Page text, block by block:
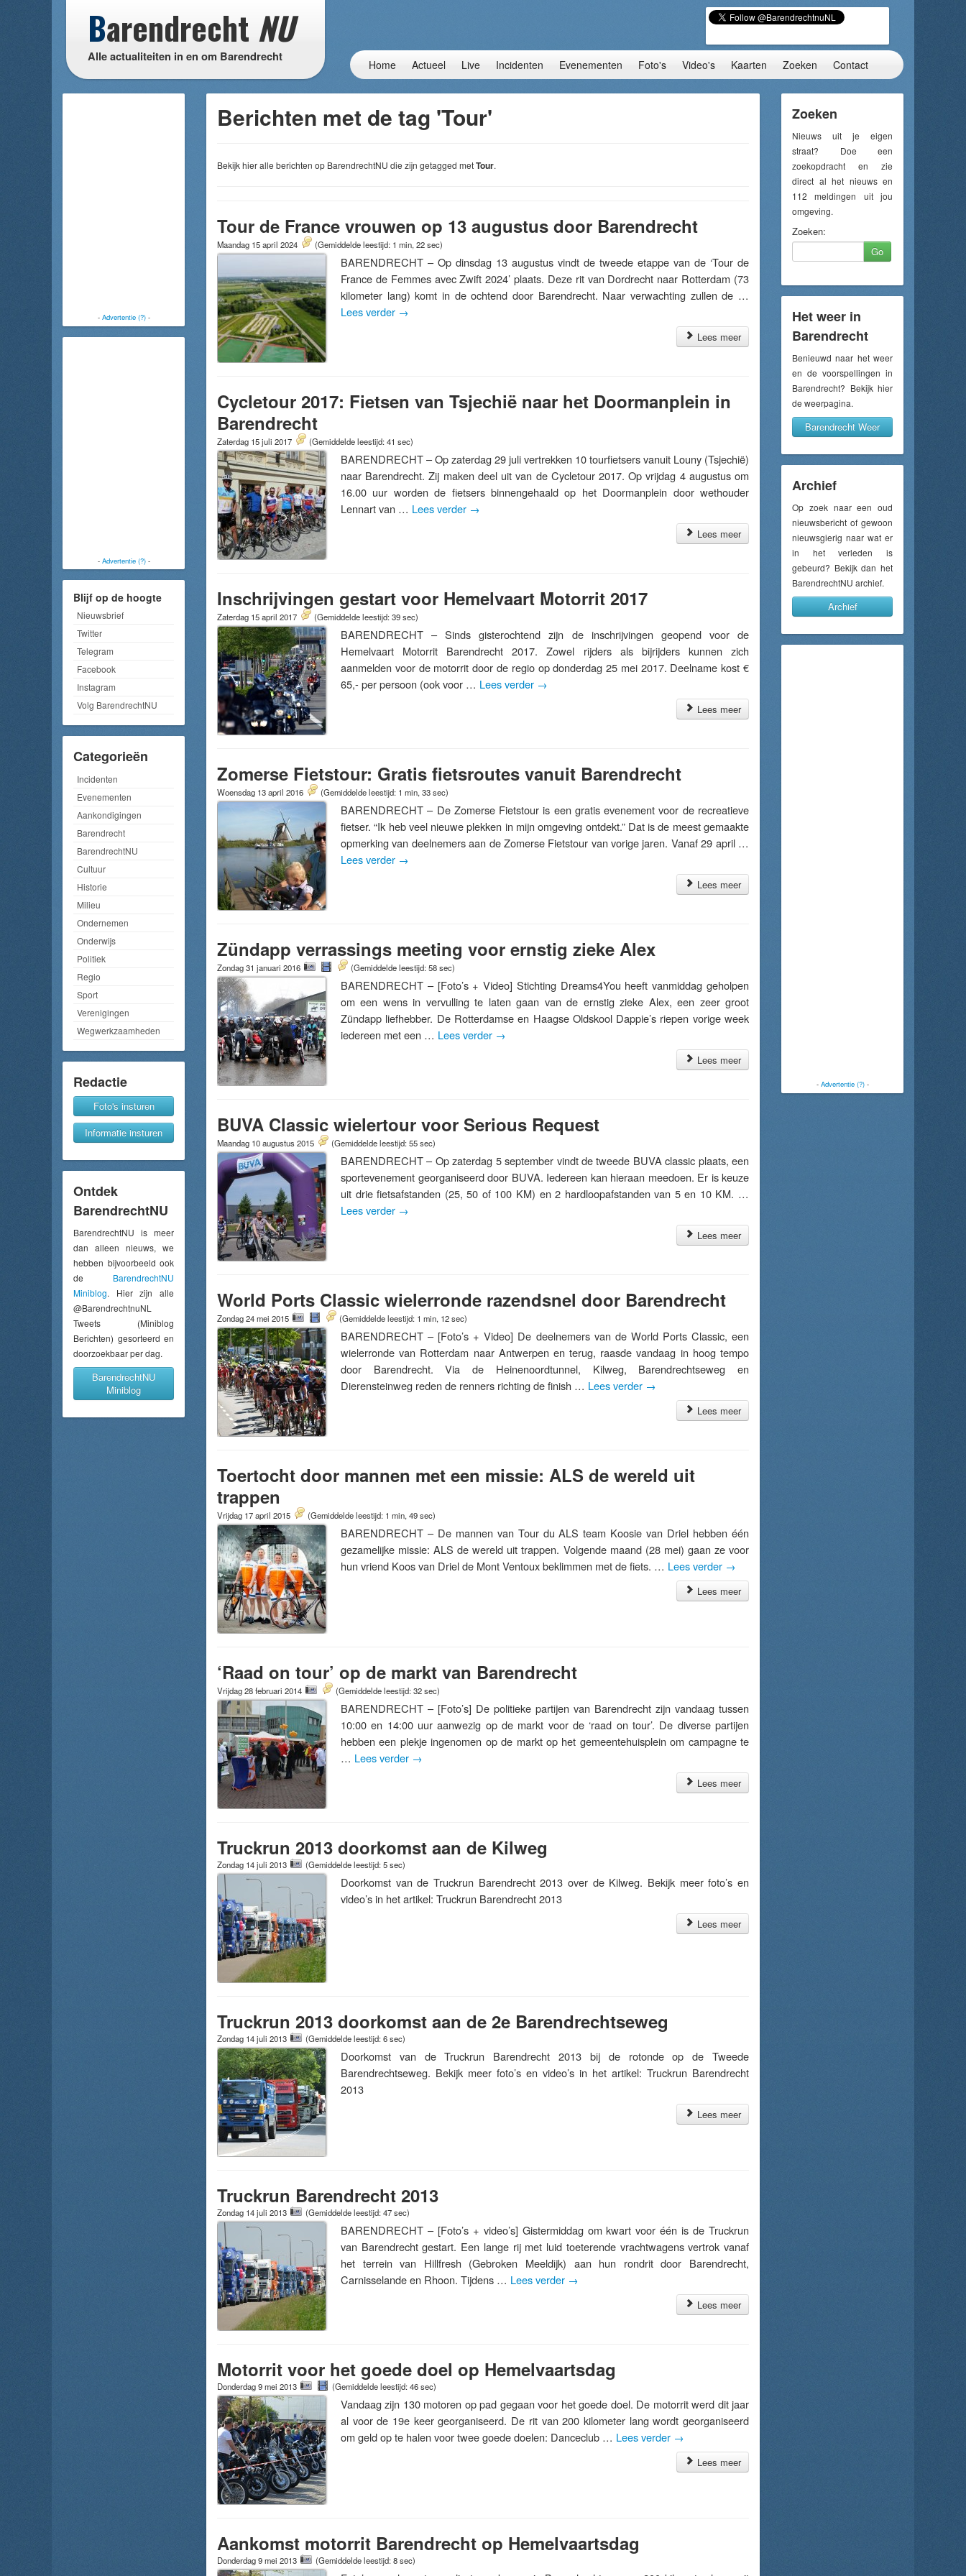
Barendrecht NU
Alle actualiteiten in en om Barendrecht
Home Actueel Live Incidenten Evenementen Foto's Video's Kaarten Zoeken Contact
- Advertentie (?)-
- Advertentie (?)-
Blijf op de hoogte
Nieuwsbrief
Twitter
Telegram
Facebook
Instagram
Volg BarendrechtNU
Categorieën
Incidenten
Evenementen
Aankondigingen
Barendrecht
BarendrechtNU
Cultuur
Historie
Milieu
Ondernemen
Onderwijs
Politiek
Regio
Sport
Verenigingen
Wegwerkzaamheden
Redactie
Foto's insturen
Informatie insturen
Ontdek
BarendrechtNU
BarendrechtNU is meer
dan alleen nieuws, we
hebben bijvoorbeeld ook
de BarendrechtNU
Miniblog. Hier zijn alle
@BarendrechtnuNL
Tweets (Miniblog
Berichten) gesorteerd en
doorzoekbaar per dag.
BarendrechtNU
Miniblog
Berichten met de tag 'Tour'
Bekijk hier alle berichten op BarendrechtNU die zijn getagged metTour.
Tour de France vrouwen op 13 augustus door Barendrecht
Maandag 15 april 2024 (Gemiddelde leestijd: 1 min, 22 sec)
BARENDRECHT – Op dinsdag 13 augustus vindt de tweede etappe van de ‘Tour de
France de Femmes avec Zwift 2024’ plaats. Deze rit van Dordrecht naar Rotterdam (73
kilometer lang) komt in de ochtend door Barendrecht. Naar verwachting zullen de …
Lees verder →
Lees meer
Cycletour 2017: Fietsen van Tsjechië naar het Doormanplein in
Barendrecht
Zaterdag 15 juli 2017 (Gemiddelde leestijd: 41 sec)
BARENDRECHT – Op zaterdag 29 juli vertrekken 10 tourfietsers vanuit Louny (Tsjechië)
naar Barendrecht. Zij maken deel uit van de Cycletour 2017. Op vrijdag 4 augustus om
16.00 uur worden de fietsers binnengehaald op het Doormanplein door wethouder
Lennart van … Lees verder →
Lees meer
Inschrijvingen gestart voor Hemelvaart Motorrit 2017
Zaterdag 15 april 2017 (Gemiddelde leestijd: 39 sec)
BARENDRECHT – Sinds gisterochtend zijn de inschrijvingen geopend voor de
Hemelvaart Motorrit Barendrecht 2017. Zowel rijders als bijrijders kunnen zich
aanmelden voor de motorrit door de regio op donderdag 25 mei 2017. Deelname kost €
65,- per persoon (ook voor … Lees verder →
Lees meer
Zomerse Fietstour: Gratis fietsroutes vanuit Barendrecht
Woensdag 13 april 2016 (Gemiddelde leestijd: 1 min, 33 sec)
BARENDRECHT – De Zomerse Fietstour is een gratis evenement voor de recreatieve
fietser. “Ik heb veel nieuwe plekken in mijn omgeving ontdekt.” Dat is de meest gemaakte
opmerking van deelnemers aan de Zomerse Fietstour van vorige jaren. Vanaf 29 april …
Lees verder →
Lees meer
Zündapp verrassings meeting voor ernstig zieke Alex
Zondag 31 januari 2016 (Gemiddelde leestijd: 58 sec)
BARENDRECHT – [Foto’s + Video] Stichting Dreams4You heeft vanmiddag geholpen
om een wens in vervulling te laten gaan van de ernstig zieke Alex, een zeer groot
Zündapp liefhebber. De Rotterdamse en Haagse Oldskool Dappie’s riepen vorige week
iedereen met een … Lees verder →
Lees meer
BUVA Classic wielertour voor Serious Request
Maandag 10 augustus 2015 (Gemiddelde leestijd: 55 sec)
BARENDRECHT – Op zaterdag 5 september vindt de tweede BUVA classic plaats, een
sportevenement georganiseerd door BUVA. Iedereen kan hieraan meedoen. Er is keuze
uit drie fietsafstanden (25, 50 of 100 KM) en 2 hardloopafstanden van 5 en 10 KM. …
Lees verder →
Lees meer
World Ports Classic wielerronde razendsnel door Barendrecht
Zondag 24 mei 2015 (Gemiddelde leestijd: 1 min, 12 sec)
BARENDRECHT – [Foto’s + Video] De deelnemers van de World Ports Classic, een
wielerronde van Rotterdam naar Antwerpen en terug, raasde vandaag in hoog tempo
door Barendrecht. Via de Heinenoordtunnel, Kilweg, Barendrechtseweg en
Dierensteinweg reden de renners richting de finish … Lees verder →
Lees meer
Toertocht door mannen met een missie: ALS de wereld uit
trappen
Vrijdag 17 april 2015 (Gemiddelde leestijd: 1 min, 49 sec)
BARENDRECHT – De mannen van Tour du ALS team Koosie van Driel hebben één
gezamelijke missie: ALS de wereld uit trappen. Volgende maand (28 mei) gaan ze voor
hun vriend Koos van Driel de Mont Ventoux beklimmen met de fiets. … Lees verder →
Lees meer
‘Raad on tour’ op de markt van Barendrecht
Vrijdag 28 februari 2014 (Gemiddelde leestijd: 32 sec)
BARENDRECHT – [Foto’s] De politieke partijen van Barendrecht zijn vandaag tussen
10:00 en 14:00 uur aanwezig op de markt voor de ‘raad on tour’. De diverse partijen
hebben een plekje ingenomen op de markt op het gemeentehuisplein om campagne te
… Lees verder →
Lees meer
Truckrun 2013 doorkomst aan de Kilweg
Zondag 14 juli 2013 (Gemiddelde leestijd: 5 sec)
Doorkomst van de Truckrun Barendrecht 2013 over de Kilweg. Bekijk meer foto’s en
video’s in het artikel: Truckrun Barendrecht 2013
Lees meer
Truckrun 2013 doorkomst aan de 2e Barendrechtseweg
Zondag 14 juli 2013 (Gemiddelde leestijd: 6 sec)
Doorkomst van de Truckrun Barendrecht 2013 bij de rotonde op de Tweede
Barendrechtseweg. Bekijk meer foto’s en video’s in het artikel: Truckrun Barendrecht
2013
Lees meer
Truckrun Barendrecht 2013
Zondag 14 juli 2013 (Gemiddelde leestijd: 47 sec)
BARENDRECHT – [Foto’s + video’s] Gistermiddag om kwart voor één is de Truckrun
van Barendrecht gestart. Een lange rij met luid toeterende vrachtwagens vertrok vanaf
het terrein van Hillfresh (Gebroken Meeldijk) aan hun rondrit door Barendrecht,
Carnisselande en Rhoon. Tijdens … Lees verder →
Lees meer
Motorrit voor het goede doel op Hemelvaartsdag
Donderdag 9 mei 2013 (Gemiddelde leestijd: 46 sec)
Vandaag zijn 130 motoren op pad gegaan voor het goede doel. De motorrit werd dit jaar
al voor de 19e keer georganiseerd. De rit van 200 kilometer lang wordt georganiseerd
om geld op te halen voor twee goede doelen: Danceclub … Lees verder →
Lees meer
Aankomst motorrit Barendrecht op Hemelvaartsdag
Donderdag 9 mei 2013 (Gemiddelde leestijd: 8 sec)
Zoeken
Nieuws uit je eigen
straat? Doe een
zoekopdracht en zie
direct al het nieuws en
112 meldingen uit jou
omgeving.
Zoeken:
Go
Het weer in
Barendrecht
Benieuwd naar het weer
en de voorspellingen in
Barendrecht? Bekijk hier
de weerpagina.
Barendrecht Weer
Archief
Op zoek naar een oud
nieuwsbericht of gewoon
nieuwsgierig naar wat er
in het verleden is
gebeurd? Bekijk dan het
BarendrechtNU archief.
Archief
- Advertentie (?)-